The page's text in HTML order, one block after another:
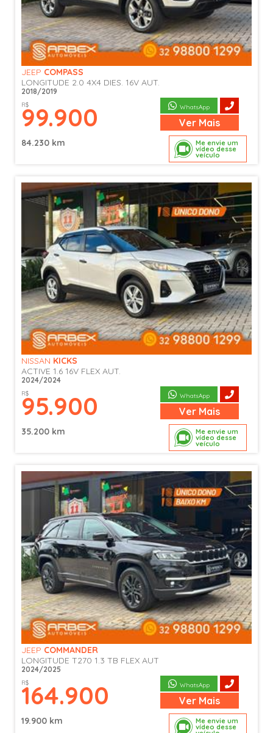
Me envie um
vídeo desse
veículo
JEEP COMPASS
LONGITUDE 2.0 4X4 DIES. 16V AUT.
2018/2019
R$
99.900 WhatsApp
Ver Mais
84.230 km
Me envie um
vídeo desse
veículo
NISSAN KICKS
ACTIVE 1.6 16V FLEX AUT.
2024/2024
R$
95.900 WhatsApp
Ver Mais
35.200 km
Me envie um
vídeo desse
JEEP COMMANDER
LONGITUDE T270 1.3 TB FLEX AUT
2024/2025
R$
164.900 WhatsApp
Ver Mais
19.900 km